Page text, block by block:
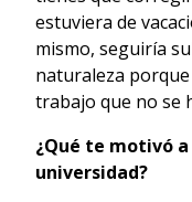
estuviera de
mismo, seguiría
naturaleza
trabajo que no se
¿Qué te motivó
universidad?